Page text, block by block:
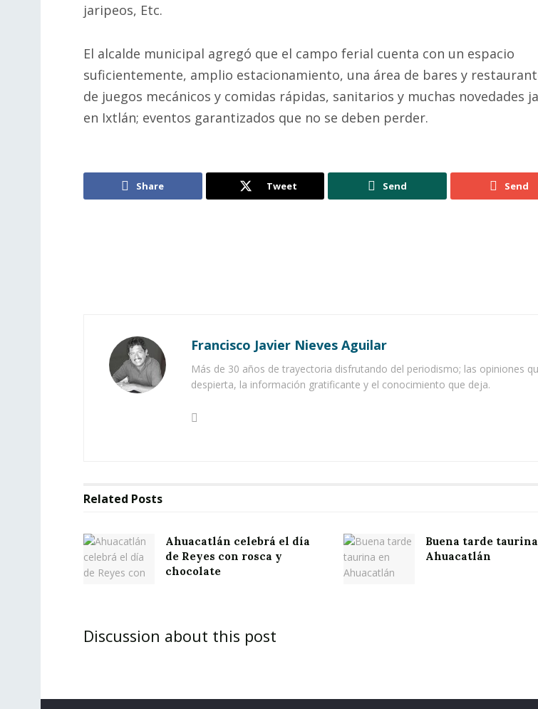
jaripeos, Etc.
El alcalde municipal agregó que el campo ferial cuenta con un espacio
suficientemente, amplio estacionamiento, una área de bares y
de juegos mecánicos y comidas rápidas, sanitarios y muchas novedades
en Ixtlán; eventos garantizados que no se deben perder.
Share Tweet Send Send
Francisco Javier Nieves Aguilar
Más de 30 años de trayectoria disfrutando del periodismo; las opiniones
despierta, la información gratificante y el conocimiento que deja.
Related Posts
Ahuacatlán celebrá el día
de Reyes con rosca y
chocolate
Buena tarde
Ahuacatlán
Discussion about this post